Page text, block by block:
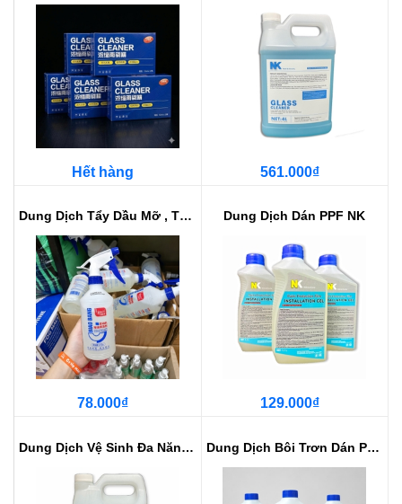
Hết hàng 561.000₫
Dung Dịch Tẩy Dầu Mỡ , Tẩy Khói ...
78.000₫
Dung Dịch Dán PPF NK
129.000₫
Dung Dịch Vệ Sinh Đa Năng NK - t... Dung Dịch Bôi Trơn Dán Phim Cách...